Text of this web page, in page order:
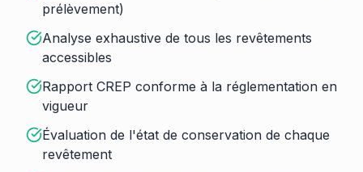
prélèvement)
Analyse exhaustive de tous les revêtements
accessibles
Rapport CREP conforme à la réglementation en
vigueur
Évaluation de l'état de conservation de chaque
revêtement